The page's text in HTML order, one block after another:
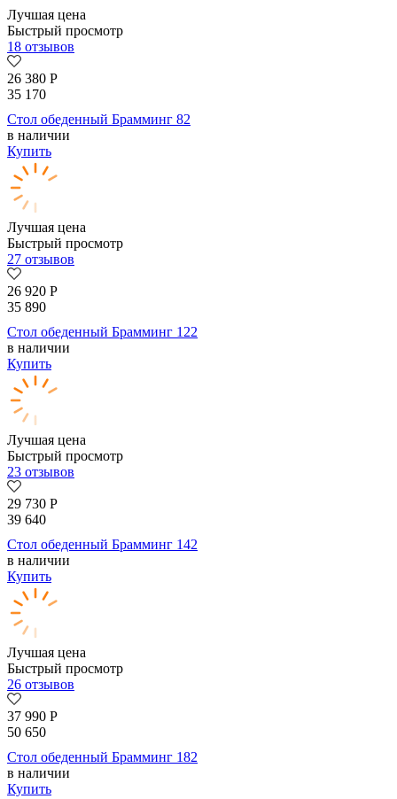
Лучшая цена
Быстрый просмотр
18 отзывов
26 380 Р
35 170
Стол обеденный Брамминг 82
в наличии
Купить
Лучшая цена
Быстрый просмотр
27 отзывов
26 920 Р
35 890
Стол обеденный Брамминг 122
в наличии
Купить
Лучшая цена
Быстрый просмотр
23 отзывов
29 730 Р
39 640
Стол обеденный Брамминг 142
в наличии
Купить
Лучшая цена
Быстрый просмотр
26 отзывов
37 990 Р
50 650
Стол обеденный Брамминг 182
в наличии
Купить